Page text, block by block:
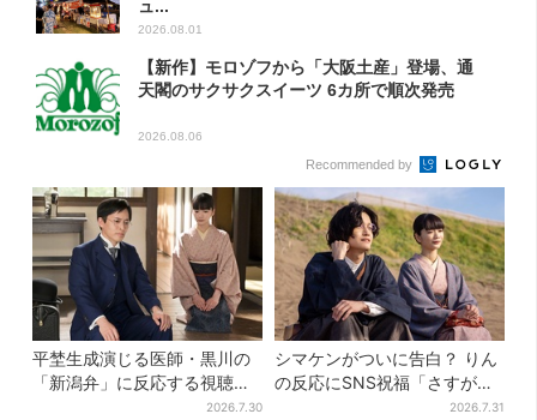
ュ...
2026.08.01
【新作】モロゾフから「大阪土産」登場、通
天閣のサクサクスイーツ 6カ所で順次発売
2026.08.06
Recommended by
平埜生成演じる医師・黒川の
「新潟弁」に反応する視聴者
2026.7.30
シマケンがついに告白？ りん
の反応にSNS祝福「さすがに
2026.7.31